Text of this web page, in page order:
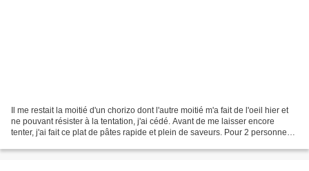
Il me restait la moitié d'un chorizo dont l'autre moitié m'a fait de l'oeil hier et
ne pouvant résister à la tentation, j'ai cédé. Avant de me laisser encore
tenter, j'ai fait ce plat de pâtes rapide et plein de saveurs. Pour 2 personnes